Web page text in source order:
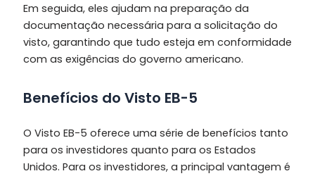
Em seguida, eles ajudam na preparação da
documentação necessária para a solicitação do
visto, garantindo que tudo esteja em conformidade
com as exigências do governo americano.
Benefícios do Visto EB-5
O Visto EB-5 oferece uma série de benefícios tanto
para os investidores quanto para os Estados
Unidos. Para os investidores, a principal vantagem é